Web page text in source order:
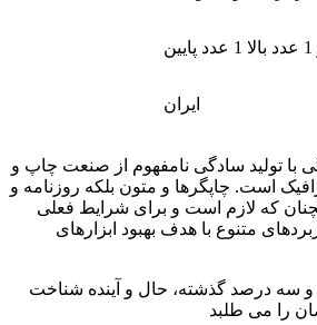
ایران
با تولید سادگی نامفهوم از صنعت چاپ و
است. چاپگرها و متون بلکه روزنامه و
که لازم است و برای شرایط فعلی
متنوع با هدف بهبود ابزارهای
سه درصد گذشته، حال و آینده شناخت
را می طلبد